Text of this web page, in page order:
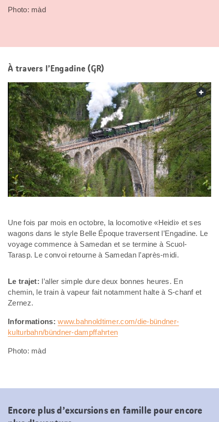
Photo: màd
À travers l’Engadine (GR)
Une fois par mois en octobre, la locomotive «Heidi» et ses
wagons dans le style Belle Époque traversent l’Engadine. Le
voyage commence à Samedan et se termine à Scuol-
Tarasp. Le convoi retourne à Samedan l’après-midi.
Le trajet: l’aller simple dure deux bonnes heures. En
chemin, le train à vapeur fait notamment halte à S-chanf et
Zernez.
Informations:www.bahnoldtimer.com/die-bündner-
kulturbahn/bündner-dampffahrten
Photo: màd
Encore plus d’excursions en famille pour encore